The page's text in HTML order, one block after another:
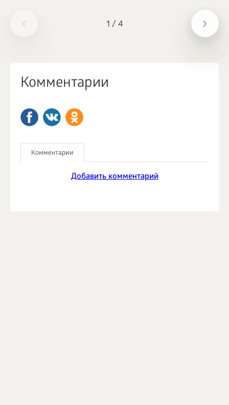
1 / 4
Комментарии
Комментарии
Добавить комментарий